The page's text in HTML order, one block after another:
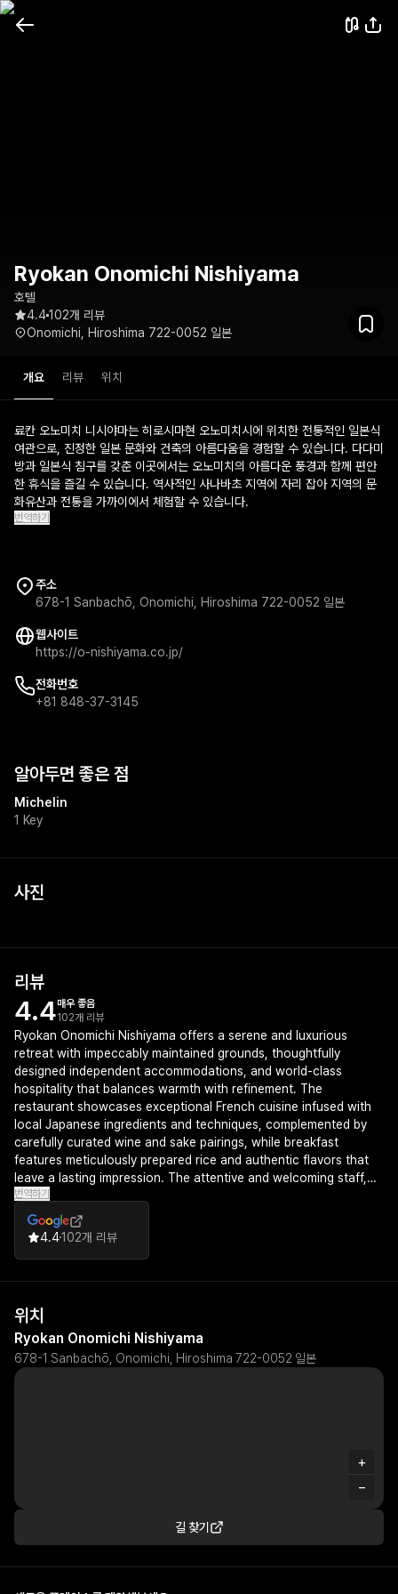
Ryokan Onomichi Nishiyama
호텔
4.4102개 리뷰
Onomichi, Hiroshima 722-0052 일본
개요 리뷰 위치
료칸 오노미치 니시야마는 히로시마현 오노미치시에 위치한 전통적인 일본식
여관으로, 진정한 일본 문화와 건축의 아름다움을 경험할 수 있습니다. 다다미
방과 일본식 침구를 갖춘 이곳에서는 오노미치의 아름다운 풍경과 함께 편안
한 휴식을 즐길 수 있습니다. 역사적인 사나바초 지역에 자리 잡아 지역의 문
화유산과 전통을 가까이에서 체험할 수 있습니다.
번역하기
주소
678-1 Sanbachō, Onomichi, Hiroshima 722-0052 일본
웹사이트
https://o-nishiyama.co.jp/
전화번호
+81 848-37-3145
알아두면 좋은 점
Michelin
1 Key
사진
리뷰
4.4매우 좋음
102개 리뷰
Ryokan Onomichi Nishiyama offers a serene and luxurious
retreat with impeccably maintained grounds, thoughtfully
designed independent accommodations, and world-class
hospitality that balances warmth with refinement. The
restaurant showcases exceptional French cuisine infused with
local Japanese ingredients and techniques, complemented by
carefully curated wine and sake pairings, while breakfast
features meticulously prepared rice and authentic flavors that
leave a lasting impression. The attentive and welcoming staff,
combined with beautiful common spaces and amenities, creates
a truly restorative experience that guests consistently wish to
return to again.
번역하기
4.4102개 리뷰
위치
Ryokan Onomichi Nishiyama
678-1 Sanbachō, Onomichi, Hiroshima 722-0052 일본
+
−
길 찾기